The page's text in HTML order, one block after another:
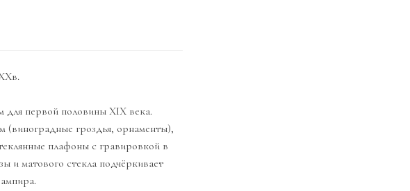
для первой половины XIX века.
(виноградные гроздья, орнаменты),
плафоны с гравировкой в
и матового стекла подчёркивает